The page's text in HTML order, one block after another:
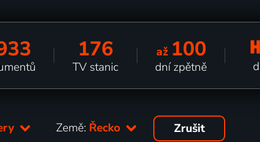
176
TV stanic
až 100
dní zpětně
Země: Řecko Zrušit